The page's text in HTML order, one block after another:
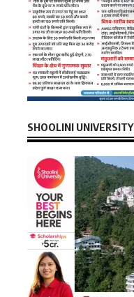
SHOOLINI UNIVERSITY